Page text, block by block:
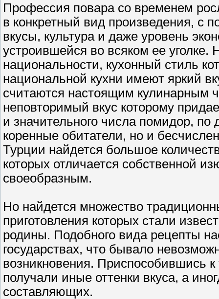
Профессия повара со временем
в конкретный вид произведения, с
вкусы, культура и даже уровень
устроившейся во всяком ее
национальности, кухонный стиль
национальной кухни имеют яркий
считаются настоящим кулинарным
неповторимый вкус которому
и значительного числа помидор, по
коренные обитатели, но и
Турции найдется большое
которых отличается собственной
своеобразным.
Но найдется множество
приготовления которых стали
родины. Подобного вида рецепты
государствах, что бывало
возникновения. Приспособившись
получали иные оттенки вкуса, а
составляющих.